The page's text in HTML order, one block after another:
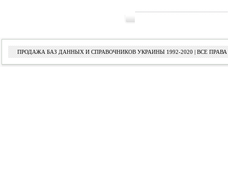
ПРОДАЖА БАЗ ДАННЫХ И СПРАВОЧНИКОВ УКРАИНЫ 1992-2020 | ВСЕ